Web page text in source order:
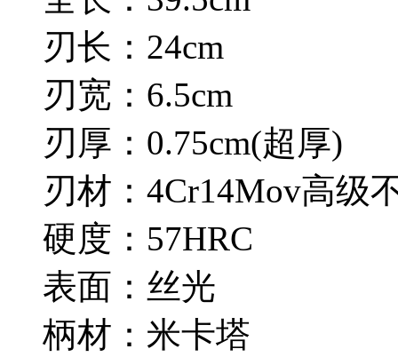
刃长：24cm
刃宽：6.5cm
刃厚：0.75cm(超厚)
刃材：4Cr14Mov高级
硬度：57HRC
表面：丝光
柄材：米卡塔